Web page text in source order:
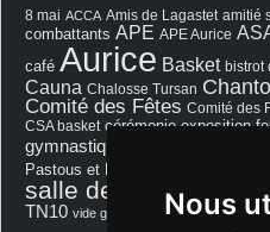
Nous
8 mai ACCA Amis de Lagastet amitié
combattants APE APE Aurice
café Aurice Basket bistrot
Cauna Chalosse Tursan
Comité des Fêtes Comité des
CSA basket cérémonie exposition
gymnastique volontaire
Pastous et Pastourettes
salle des fêtes salle des
TN10 vide grenier Voeux école